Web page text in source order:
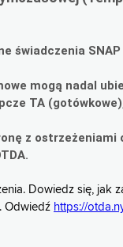
świadczenia
mogą nadal
TA
z ostrzeżeniami
Dowiedz się, jak
Odwiedź https://